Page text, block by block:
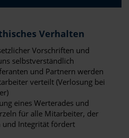
Verhalten
Vorschriften und
selbstverständlich
und Partnern werden
verteilt (Verlosung bei
eines Werterades und
für alle Mitarbeiter, der
und Integrität fördert